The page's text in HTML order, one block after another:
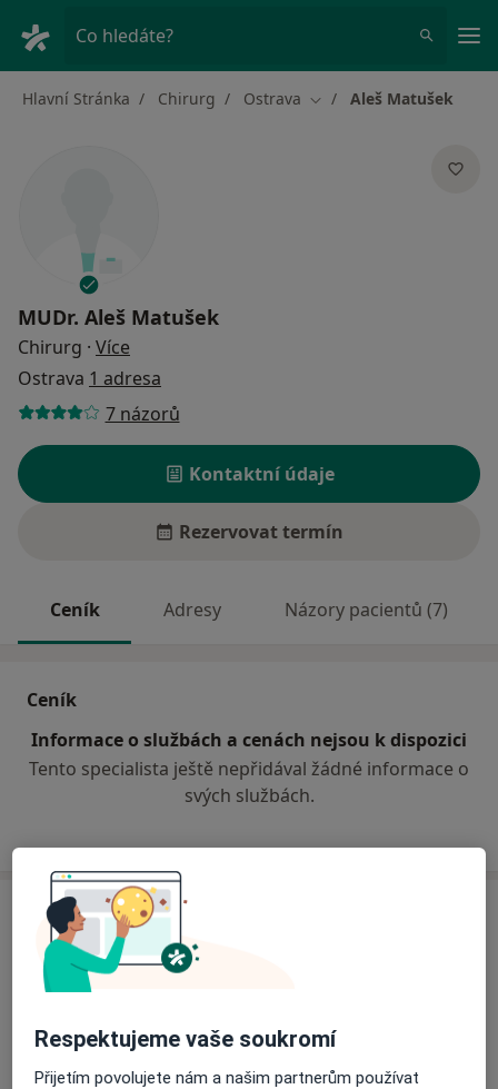
Co hledáte?
Hlavní Stránka Chirurg Ostrava Změna města
Aleš Matušek
MUDr. Aleš Matušek
Chirurg · Více
Ostrava 1 adresa
7 názorů
Kontaktní údaje
Rezervovat termín
Ceník Adresy Názory pacientů (7)
Ceník
Informace o službách a cenách nejsou k dispozici
Tento specialista ještě nepřidával žádné informace o
svých službách.
Adresa
Městská nemocnice Ostrava
Nemocniční 898/20,
se otevře v nové záložce
Respektujeme vaše soukromí
Přijetím povolujete nám a našim partnerům používat